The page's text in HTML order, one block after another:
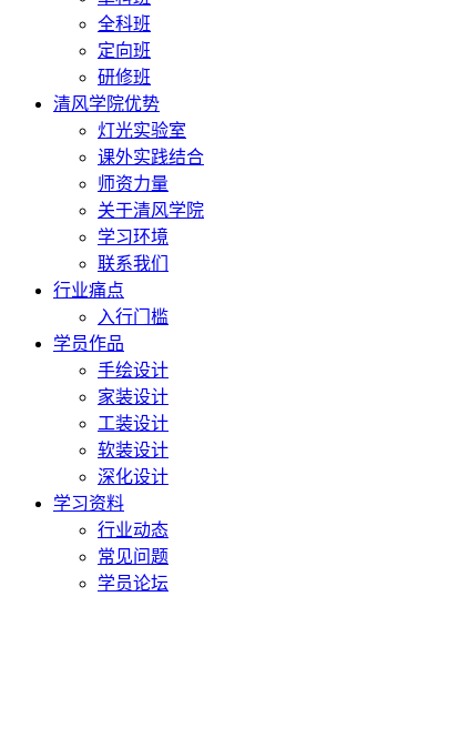
全科班
定向班
研修班
清风学院优势
灯光实验室
课外实践结合
师资力量
关于清风学院
学习环境
联系我们
行业痛点
入行门槛
学员作品
手绘设计
家装设计
工装设计
软装设计
深化设计
学习资料
行业动态
常见问题
学员论坛